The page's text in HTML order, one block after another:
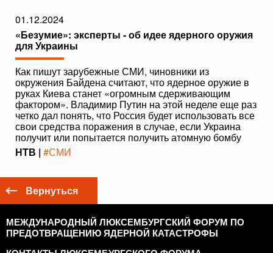
01.12.2024
«Безумие»: эксперты - об идее ядерного оружия
для Украины
Как пишут зарубежные СМИ, чиновники из
окружения Байдена считают, что ядерное оружие в
руках Киева станет «огромным сдерживающим
фактором». Владимир Путин на этой неделе еще раз
четко дал понять, что Россия будет использовать все
свои средства поражения в случае, если Украина
получит или попытается получить атомную бомбу
НТВ | #СМИ
Вернуться
МЕЖДУНАРОДНЫЙ ЛЮКСЕМБУРГСКИЙ ФОРУМ ПО
ПРЕДОТВРАЩЕНИЮ ЯДЕРНОЙ КАТАСТРОФЫ